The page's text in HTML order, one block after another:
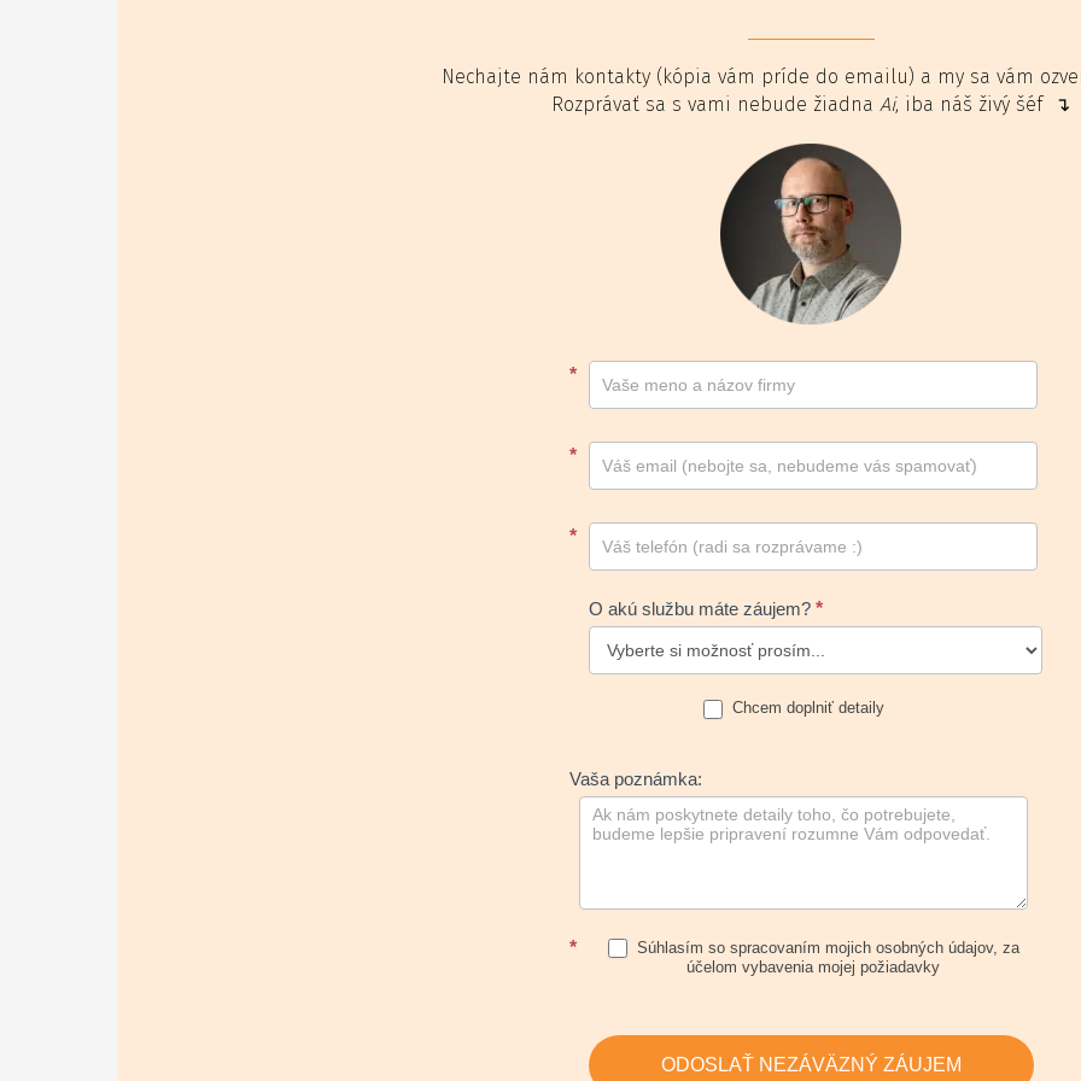
Nechajte nám kontakty (kópia vám príde do emailu) a my sa vám
Rozprávať sa s vami nebude žiadna Ai, iba náš živý šéf ↴
Kontakt
footer
*
*
*
O akú službu máte záujem? *
Chcem doplniť detaily
Vaša poznámka:
*
Súhlasím so spracovaním mojich osobných údajov, za
účelom vybavenia mojej požiadavky
ODOSLAŤ NEZÁVÄZNÝ ZÁUJEM